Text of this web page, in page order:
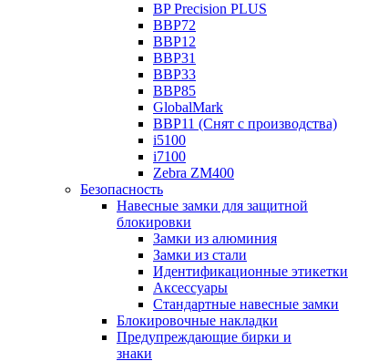
BP Precision PLUS
BBP72
BBP12
BBP31
BBP33
BBP85
GlobalMark
BBP11 (Снят с производства)
i5100
i7100
Zebra ZM400
Безопасность
Навесные замки для защитной
блокировки
Замки из алюминия
Замки из стали
Идентификационные этикетки
Аксессуары
Стандартные навесные замки
Блокировочные накладки
Предупреждающие бирки и
знаки